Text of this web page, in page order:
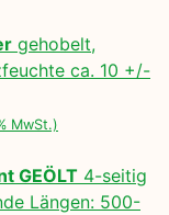
gehobelt,
ca. 10 +/-
MwSt.)
GEÖLT 4-seitig
Längen: 500-